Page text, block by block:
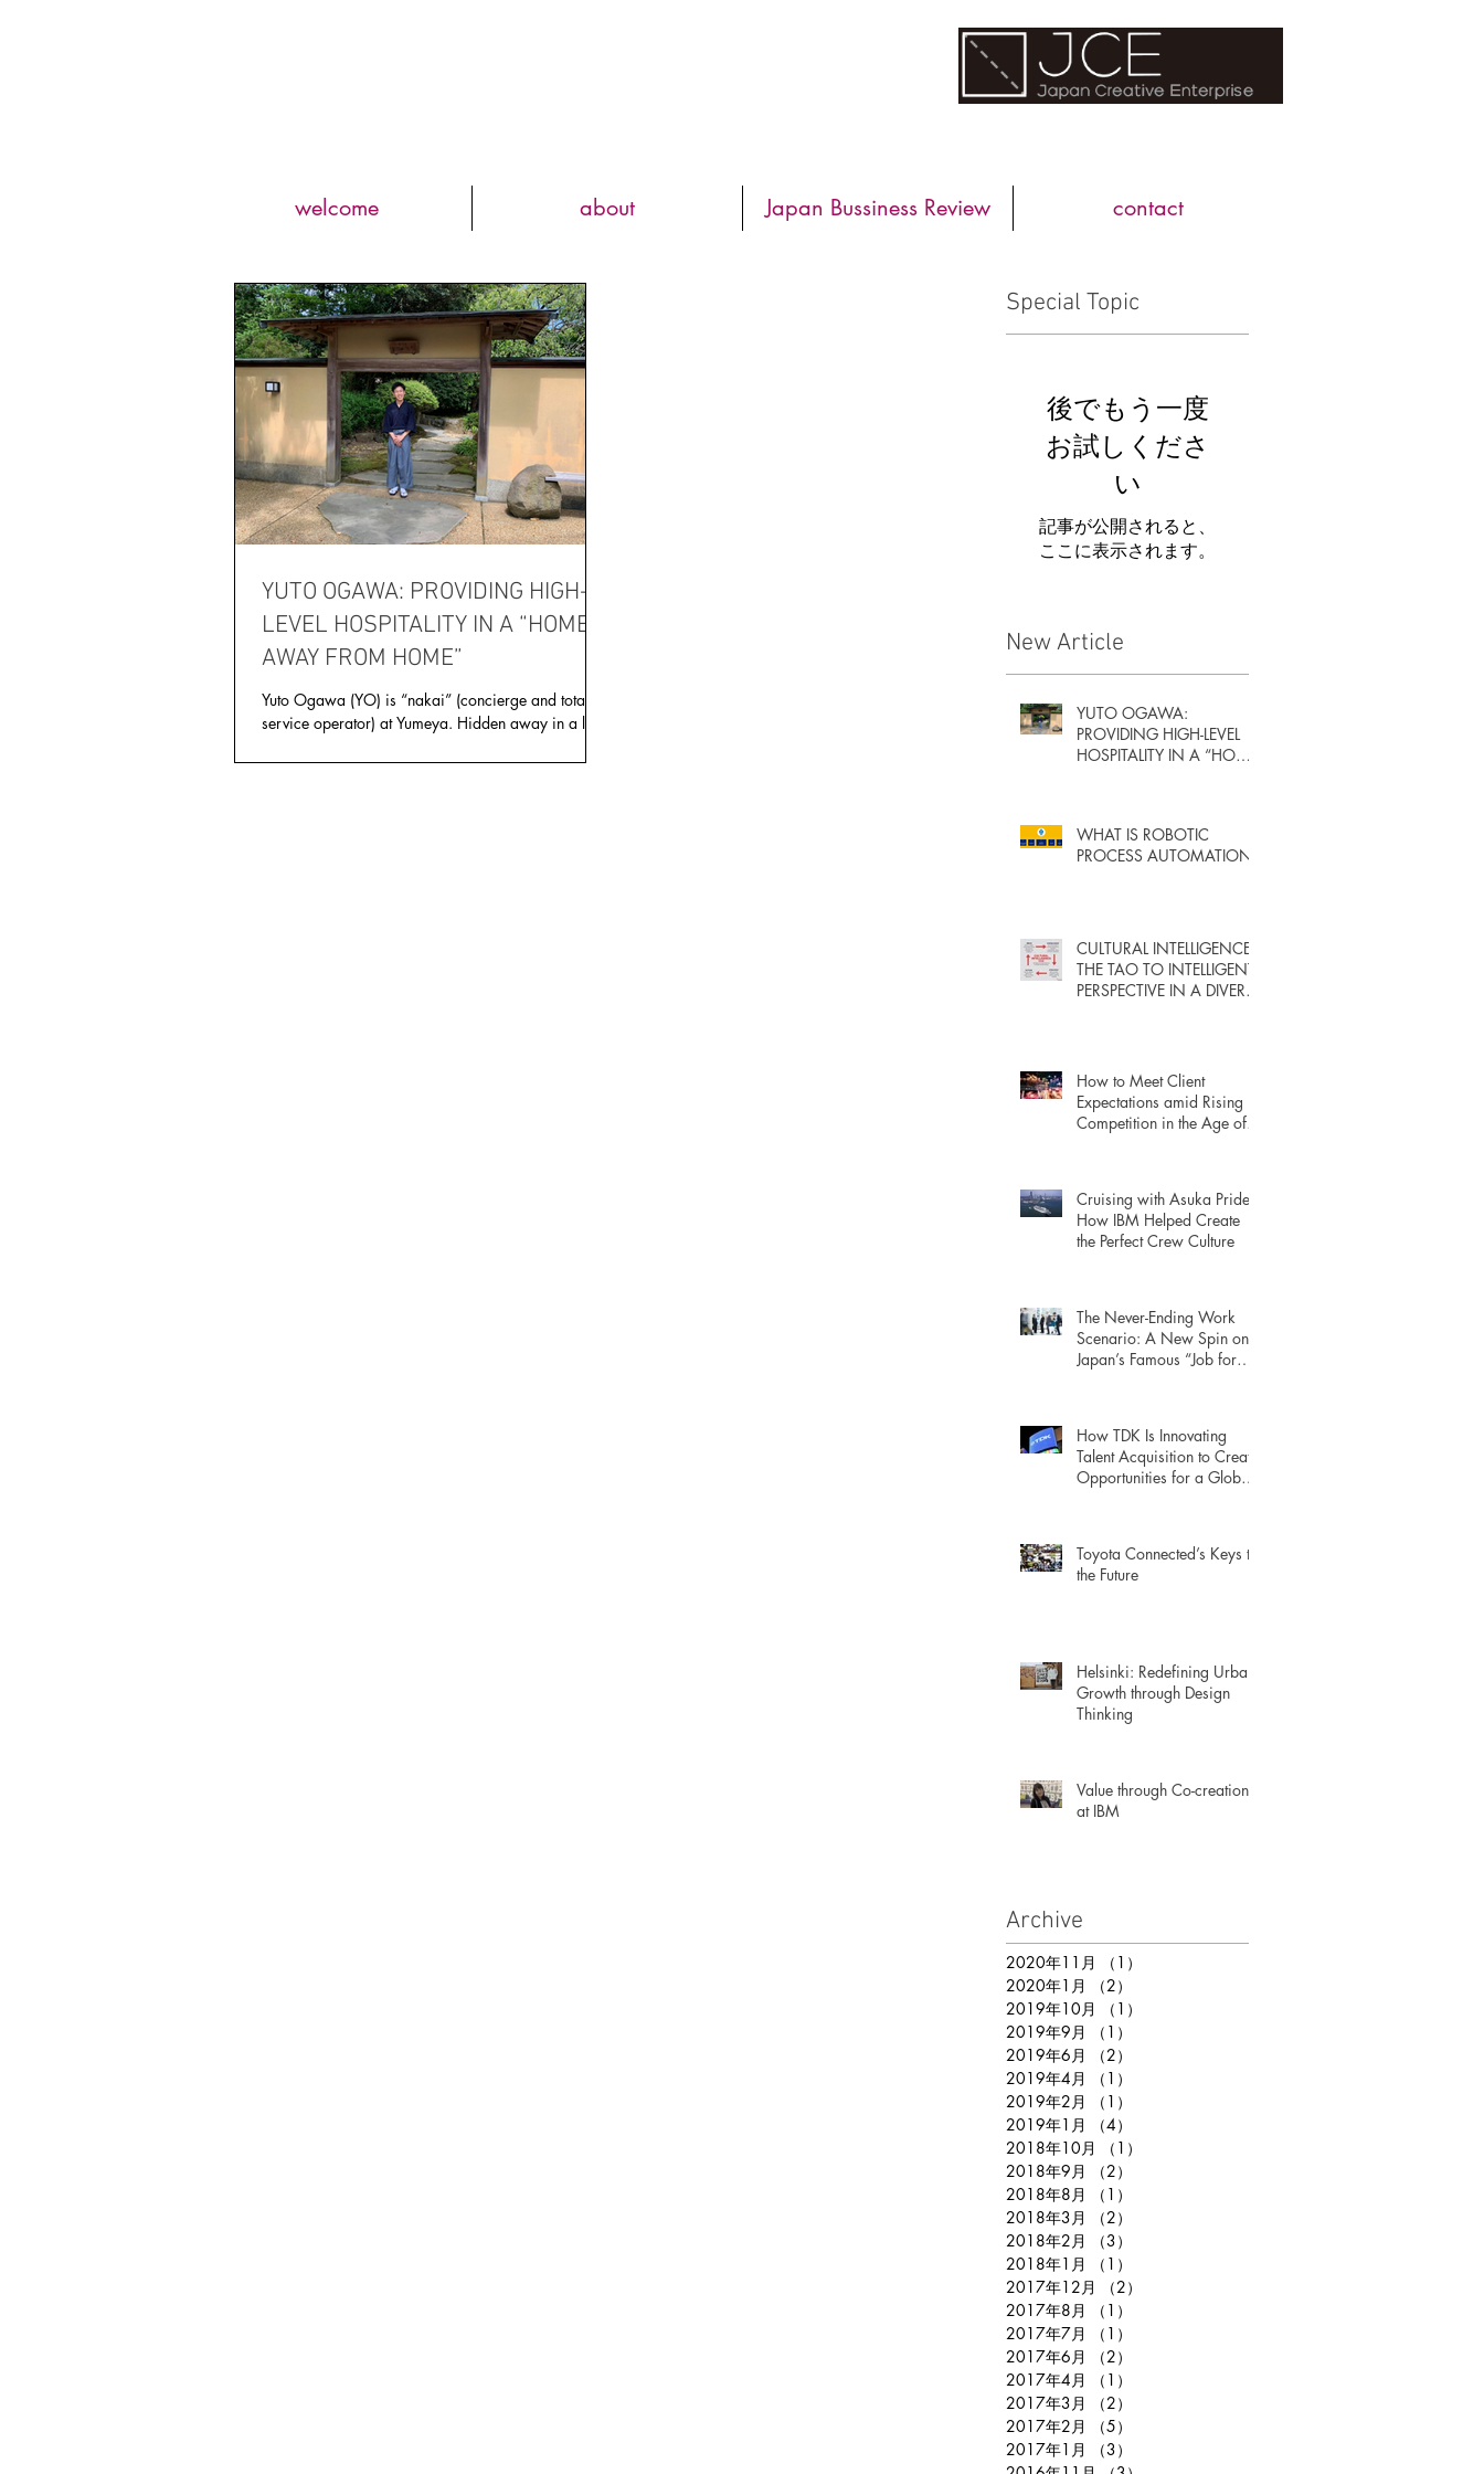
welcome about Japan Bussiness Review contact
YUTO OGAWA: PROVIDING HIGH-
LEVEL HOSPITALITY IN A “HOME
AWAY FROM HOME”
Yuto Ogawa (YO) is “nakai” (concierge and total
service operator) at Yumeya. Hidden away in a lush
Special Topic
後でもう一度
お試しくださ
い
記事が公開されると、
ここに表示されます。
New Article
YUTO OGAWA:
PROVIDING HIGH-LEVEL
HOSPITALITY IN A “HOME
WHAT IS ROBOTIC
PROCESS AUTOMATION?
CULTURAL INTELLIGENCE:
THE TAO TO INTELLIGENT
PERSPECTIVE IN A DIVERSE
How to Meet Client
Expectations amid Rising
Competition in the Age of
Cruising with Asuka Pride:
How IBM Helped Create
the Perfect Crew Culture
The Never-Ending Work
Scenario: A New Spin on
Japan’s Famous “Job for
How TDK Is Innovating
Talent Acquisition to Create
Opportunities for a Global
Toyota Connected’s Keys to
the Future
Helsinki: Redefining Urban
Growth through Design
Thinking
Value through Co-creation
at IBM
Archive
2020年11月 （1）
2020年1月
（2）
2019年10月
（1）
2019年9月
（1）
2019年6月
（2）
2019年4月
（1）
2019年2月
（1）
2019年1月
（4）
2018年10月
（1）
2018年9月
（2）
2018年8月
（1）
2018年3月
（2）
2018年2月
（3）
2018年1月
（1）
2017年12月
（2）
2017年8月
（1）
2017年7月
（1）
2017年6月
（2）
2017年4月
（1）
2017年3月
（2）
2017年2月
（5）
2017年1月
（3）